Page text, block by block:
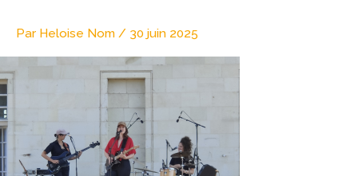
Par Heloise Nom / 30 juin 2025